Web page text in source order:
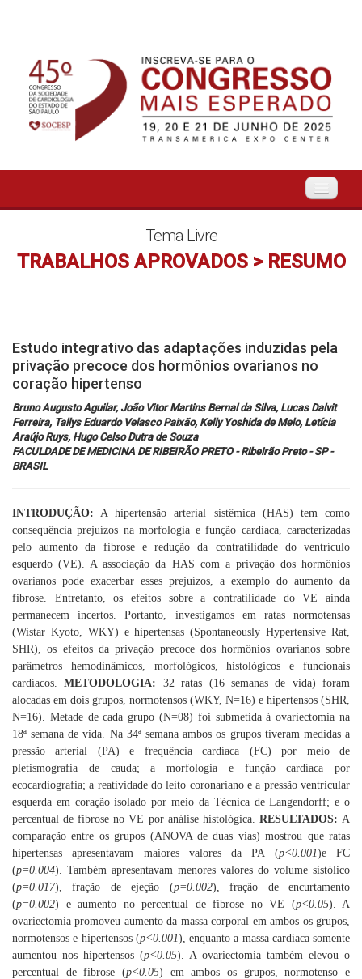
Organização
Tema Livre
Inscrições
Programação
Hands On
Intercardio
Feira de Exposição
Hospedagem
Traslado
Tema Livre
TRABALHOS APROVADOS > RESUMO
Estudo integrativo das adaptações induzidas pela
privação precoce dos hormônios ovarianos no
coração hipertenso
Bruno Augusto Aguilar, João Vitor Martins Bernal da Silva, Lucas Dalvit
Ferreira, Tallys Eduardo Velasco Paixão, Kelly Yoshida de Melo, Letícia
Araújo Ruys, Hugo Celso Dutra de Souza
FACULDADE DE MEDICINA DE RIBEIRÃO PRETO - Ribeirão Preto - SP -
BRASIL
INTRODUÇÃO: A hipertensão arterial sistêmica (HAS) tem como
consequência prejuízos na morfologia e função cardíaca, caracterizadas
pelo aumento da fibrose e redução da contratilidade do ventrículo
esquerdo (VE). A associação da HAS com a privação dos hormônios
ovarianos pode exacerbar esses prejuízos, a exemplo do aumento da
fibrose. Entretanto, os efeitos sobre a contratilidade do VE ainda
permanecem incertos. Portanto, investigamos em ratas normotensas
(Wistar Kyoto, WKY) e hipertensas (Spontaneously Hypertensive Rat,
SHR), os efeitos da privação precoce dos hormônios ovarianos sobre
parâmetros hemodinâmicos, morfológicos, histológicos e funcionais
cardíacos.METODOLOGIA: 32 ratas (16 semanas de vida) foram
alocadas em dois grupos, normotensos (WKY, N=16) e hipertensos (SHR,
N=16). Metade de cada grupo (N=08) foi submetida à ovariectomia na
18ª semana de vida. Na 34ª semana ambos os grupos tiveram medidas a
pressão arterial (PA) e frequência cardíaca (FC) por meio de
pletismografia de cauda; a morfologia e função cardíaca por
ecocardiografia; a reatividade do leito coronariano e a pressão ventricular
esquerda em coração isolado por meio da Técnica de Langendorff; e o
percentual de fibrose no VE por análise histológica. RESULTADOS: A
comparação entre os grupos (ANOVA de duas vias) mostrou que ratas
hipertensas apresentavam maiores valores da PA (p<0.001)e FC
(p=0.004). Também apresentavam menores valores do volume sistólico
(p=0.017), fração de ejeção (p=0.002), fração de encurtamento
(p=0.002) e aumento no percentual de fibrose no VE (p<0.05). A
ovariectomia promoveu aumento da massa corporal em ambos os grupos,
normotensos e hipertensos (p<0.001), enquanto a massa cardíaca somente
aumentou nos hipertensos (p<0.05). A ovariectomia também elevou o
percentual de fibrose (p<0.05) em ambos os grupos, normotenso e